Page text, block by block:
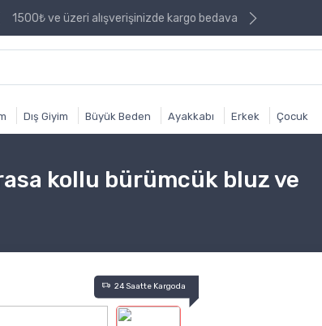
1500₺ ve üzeri alışverişinizde kargo bedava
Dış Giyim Büyük Beden Ayakkabı Erkek Çocuk
kollu bürümcük bluz ve
24 Saatte Kargoda